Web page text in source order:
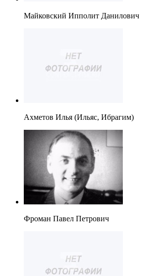
Майковский Ипполит Данилович
Ахметов Илья (Ильяс, Ибрагим)
Фроман Павел Петрович